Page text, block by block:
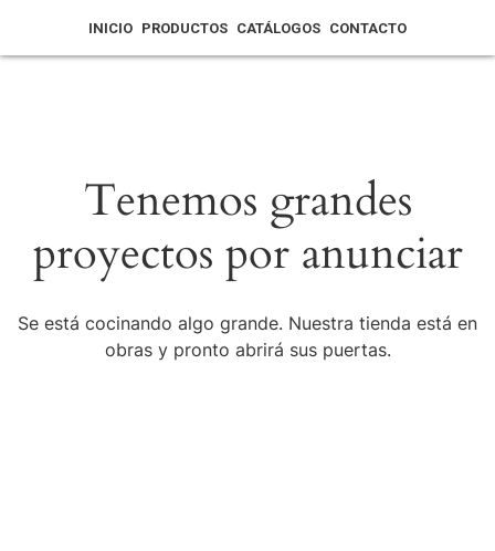
INICIO PRODUCTOS CATÁLOGOS CONTACTO
Tenemos grandes
proyectos por anunciar
Se está cocinando algo grande. Nuestra tienda está en
obras y pronto abrirá sus puertas.